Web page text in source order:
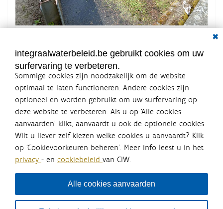
k
v
o
r
d
v
o
l
e
d
e
integraalwaterbeleid.be gebruikt cookies om uw
surfervaring te verbeteren.
Sommige cookies zijn noodzakelijk om de website
optimaal te laten functioneren. Andere cookies zijn
optioneel en worden gebruikt om uw surfervaring op
deze website te verbeteren. Als u op ‘Alle cookies
aanvaarden’ klikt, aanvaardt u ook de optionele cookies.
Wilt u liever zelf kiezen welke cookies u aanvaardt? Klik
op ‘Cookievoorkeuren beheren’. Meer info leest u in het
privacy - en cookiebeleid van CIW.
Alle cookies aanvaarden
Integraalwaterbeleid.be is een
officiële website van de Vlaamse
overheid
uitgegeven door Coördinatiecommissie Integraal
Waterbeleid
De Coördinatiecommissie Integraal Waterbeleid (CIW) is een
bestuursniveaus die bij het waterbeleid betrokken zijn. Ook
waterbedrijven nemen deel aan het overleg. Deze
samenwerking zorgt voor een gecoördineerde en
geïntegreerde aanpak van het waterbeleid en waterbeheer